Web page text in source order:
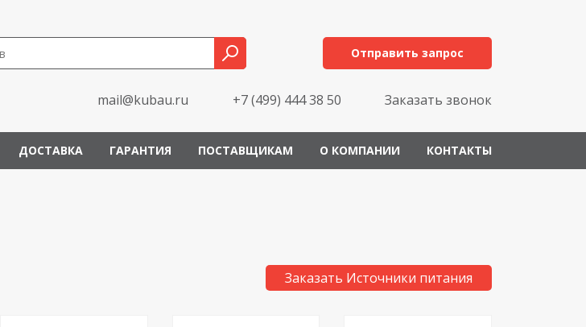
Отправить запрос
mail@kubau.ru +7 (499) 444 38 50 Заказать звонок
ДОСТАВКА ГАРАНТИЯ ПОСТАВЩИКАМ О КОМПАНИИ КОНТАКТЫ
Заказать Источники питания